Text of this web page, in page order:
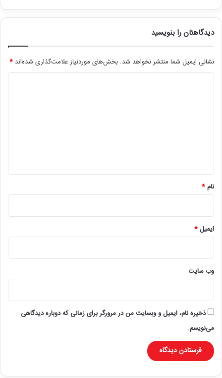
دیدگاهتان را بنویسید
نشانی ایمیل شما منتشر نخواهد شد. بخش‌های موردنیاز علامت‌گذاری شده‌اند *
نام*
ایمیل*
وب‌ سایت
ذخیره نام، ایمیل و وبسایت من در مرورگر برای زمانی که دوباره دیدگاهی
می‌نویسم.